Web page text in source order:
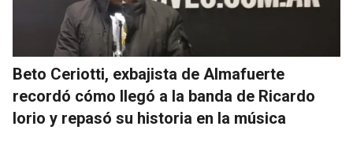
Beto Ceriotti, exbajista de Almafuerte
recordó cómo llegó a la banda de Ricardo
Iorio y repasó su historia en la música